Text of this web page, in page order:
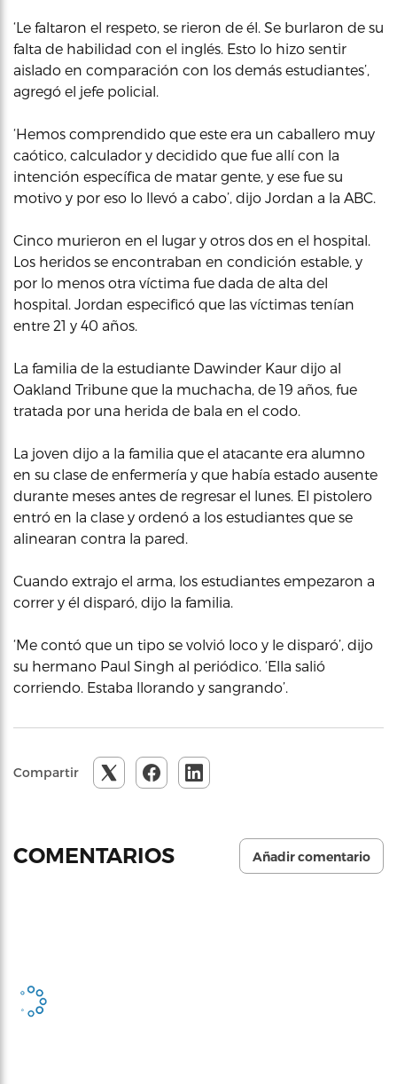
‘Le faltaron el respeto, se rieron de él. Se burlaron de su
falta de habilidad con el inglés. Esto lo hizo sentir
aislado en comparación con los demás estudiantes’,
agregó el jefe policial.
‘Hemos comprendido que este era un caballero muy
caótico, calculador y decidido que fue allí con la
intención específica de matar gente, y ese fue su
motivo y por eso lo llevó a cabo’, dijo Jordan a la ABC.
Cinco murieron en el lugar y otros dos en el hospital.
Los heridos se encontraban en condición estable, y
por lo menos otra víctima fue dada de alta del
hospital. Jordan especificó que las víctimas tenían
entre 21 y 40 años.
La familia de la estudiante Dawinder Kaur dijo al
Oakland Tribune que la muchacha, de 19 años, fue
tratada por una herida de bala en el codo.
La joven dijo a la familia que el atacante era alumno
en su clase de enfermería y que había estado ausente
durante meses antes de regresar el lunes. El pistolero
entró en la clase y ordenó a los estudiantes que se
alinearan contra la pared.
Cuando extrajo el arma, los estudiantes empezaron a
correr y él disparó, dijo la familia.
‘Me contó que un tipo se volvió loco y le disparó’, dijo
su hermano Paul Singh al periódico. ‘Ella salió
corriendo. Estaba llorando y sangrando’.
Compartir
COMENTARIOS Añadir comentario